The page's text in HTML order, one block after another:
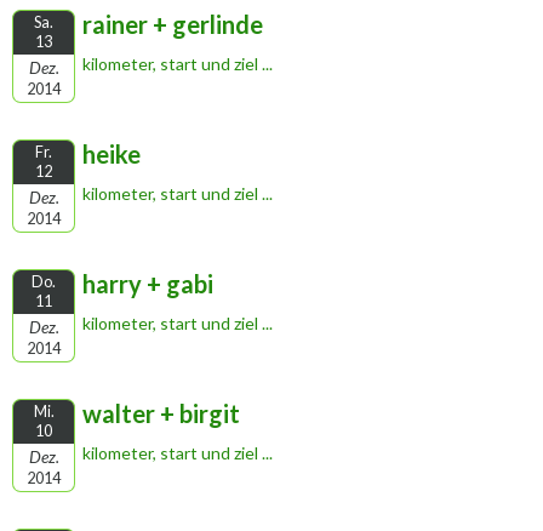
Sa.
13
Dez.
2014
rainer + gerlinde
kilometer, start und ziel ...
Fr.
12
Dez.
2014
heike
kilometer, start und ziel ...
Do.
11
Dez.
2014
harry + gabi
kilometer, start und ziel ...
Mi.
10
Dez.
2014
walter + birgit
kilometer, start und ziel ...